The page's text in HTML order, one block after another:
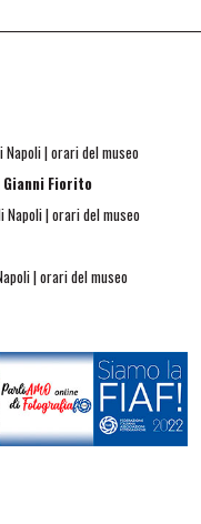
Napoli | orari del museo
Gianni Fiorito
Napoli | orari del museo
| orari del museo